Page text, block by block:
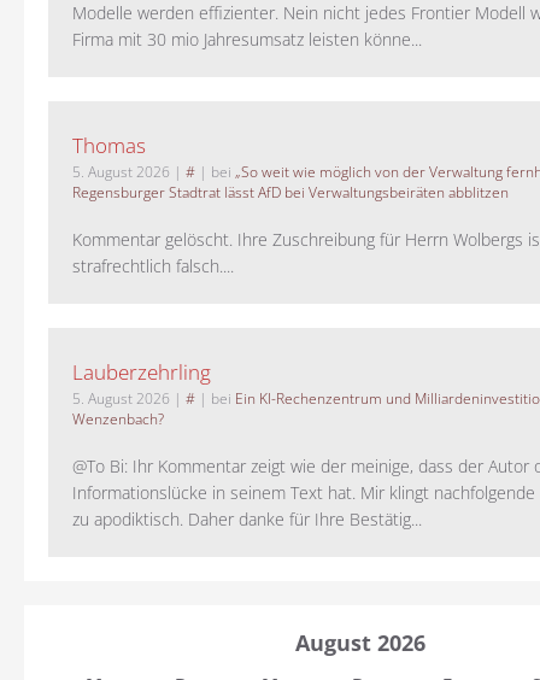
Modelle werden effizienter. Nein nicht jedes Frontier Modell
Firma mit 30 mio Jahresumsatz leisten könne...
Thomas
5. August 2026 | # | bei „So weit wie möglich von der Verwaltung
Regensburger Stadtrat lässt AfD bei Verwaltungsbeiräten abblitzen
Kommentar gelöscht. Ihre Zuschreibung für Herrn Wolbergs
strafrechtlich falsch....
Lauberzehrling
5. August 2026 | # | bei Ein KI-Rechenzentrum und
Wenzenbach?
@To Bi: Ihr Kommentar zeigt wie der meinige, dass der Autor
Informationslücke in seinem Text hat. Mir klingt
zu apodiktisch. Daher danke für Ihre Bestätig...
August 2026